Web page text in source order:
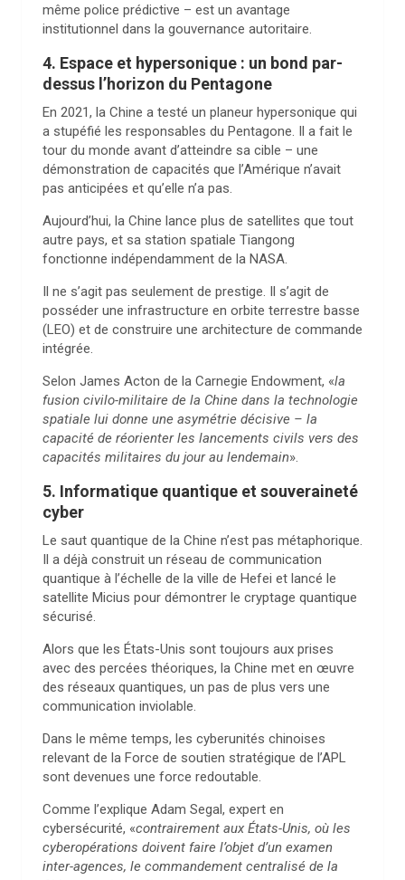
même police prédictive – est un avantage
institutionnel dans la gouvernance autoritaire.
4. Espace et hypersonique : un bond par-
dessus l’horizon du Pentagone
En 2021, la Chine a testé un planeur hypersonique qui
a stupéfié les responsables du Pentagone. Il a fait le
tour du monde avant d’atteindre sa cible – une
démonstration de capacités que l’Amérique n’avait
pas anticipées et qu’elle n’a pas.
Aujourd’hui, la Chine lance plus de satellites que tout
autre pays, et sa station spatiale Tiangong
fonctionne indépendamment de la NASA.
Il ne s’agit pas seulement de prestige. Il s’agit de
posséder une infrastructure en orbite terrestre basse
(LEO) et de construire une architecture de commande
intégrée.
Selon James Acton de la Carnegie Endowment, «la
fusion civilo-militaire de la Chine dans la technologie
spatiale lui donne une asymétrie décisive – la
capacité de réorienter les lancements civils vers des
capacités militaires du jour au lendemain».
5. Informatique quantique et souveraineté
cyber
Le saut quantique de la Chine n’est pas métaphorique.
Il a déjà construit un réseau de communication
quantique à l’échelle de la ville de Hefei et lancé le
satellite Micius pour démontrer le cryptage quantique
sécurisé.
Alors que les États-Unis sont toujours aux prises
avec des percées théoriques, la Chine met en œuvre
des réseaux quantiques, un pas de plus vers une
communication inviolable.
Dans le même temps, les cyberunités chinoises
relevant de la Force de soutien stratégique de l’APL
sont devenues une force redoutable.
Comme l’explique Adam Segal, expert en
cybersécurité, «contrairement aux États-Unis, où les
cyberopérations doivent faire l’objet d’un examen
inter-agences, le commandement centralisé de la